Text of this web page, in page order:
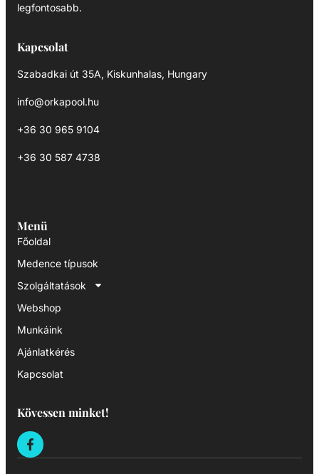
legfontosabb.
Kapcsolat
Szabadkai út 35A, Kiskunhalas, Hungary
info@orkapool.hu
+36 30 965 9104
+36 30 587 4738
Menü
Főoldal
Medence típusok
Szolgáltatások
Webshop
Munkáink
Ajánlatkérés
Kapcsolat
Kövessen minket!